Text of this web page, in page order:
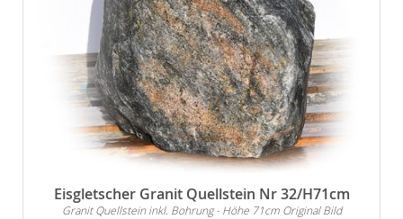
Eisgletscher Granit Quellstein Nr 32/H71cm
Granit Quellstein inkl. Bohrung - Höhe 71cm Original Bild